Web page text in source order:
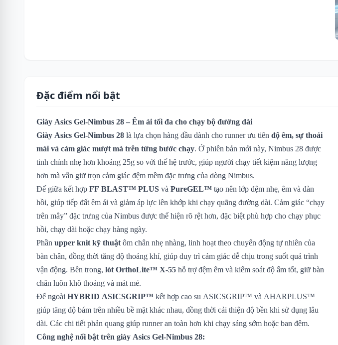
Đặc điểm nổi bật
Giày Asics Gel-Nimbus 28 – Êm ái tối đa cho chạy bộ đường dài
Giày Asics Gel-Nimbus 28 là lựa chọn hàng đầu dành cho runner ưu tiên độ êm, sự thoải
mái và cảm giác mượt mà trên từng bước chạy. Ở phiên bản mới này, Nimbus 28 được
tinh chỉnh nhẹ hơn khoảng 25g so với thế hệ trước, giúp người chạy tiết kiệm năng lượng
hơn mà vẫn giữ trọn cảm giác đệm mềm đặc trưng của dòng Nimbus.
Đế giữa kết hợp FF BLAST™ PLUS và PureGEL™ tạo nên lớp đệm nhẹ, êm và đàn
hồi, giúp tiếp đất êm ái và giảm áp lực lên khớp khi chạy quãng đường dài. Cảm giác “chạy
trên mây” đặc trưng của Nimbus được thể hiện rõ rệt hơn, đặc biệt phù hợp cho chạy phục
hồi, chạy dài hoặc chạy hàng ngày.
Phần upper knit kỹ thuật ôm chân nhẹ nhàng, linh hoạt theo chuyển động tự nhiên của
bàn chân, đồng thời tăng độ thoáng khí, giúp duy trì cảm giác dễ chịu trong suốt quá trình
vận động. Bên trong, lót OrthoLite™ X-55 hỗ trợ đệm êm và kiểm soát độ ẩm tốt, giữ bàn
chân luôn khô thoáng và mát mẻ.
Đế ngoài HYBRID ASICSGRIP™ kết hợp cao su ASICSGRIP™ và AHARPLUS™
giúp tăng độ bám trên nhiều bề mặt khác nhau, đồng thời cải thiện độ bền khi sử dụng lâu
dài. Các chi tiết phản quang giúp runner an toàn hơn khi chạy sáng sớm hoặc ban đêm.
Công nghệ nổi bật trên giày Asics Gel-Nimbus 28: